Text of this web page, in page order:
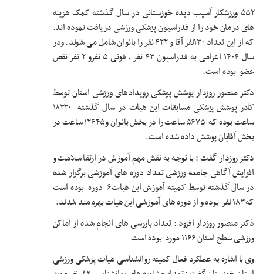
۵۵۲ ورزشکار آسیب دیده خوزستانی در سال گذشته کمک هزینه
های درمان خود را از فدراسیون پزشکی ورزشی دریافت نموده اند.
که از این تعداد ۱۳۰نفر آقا و ۴۲۲ نفر را بانوان شامل می شوند. ودر
سال ۱۴۰۴ اعزامی به فدراسیون ۴۳ نفر ، فوتی ۵ نفرو ۲ نفر نقص
عضو بوده است.
دکتر منصور روزدار پوشش پزشکی رویدادهای ورزشی استان توسط
کادر پوشش پزشکی مسابقات این هیات در سال گذشته ۱۸۳۲۰
ساعت بوده که ۵۶۷۵ ساعت را در بخش بانوان و۱۲۶۴۵ ساعت در
بخش آقایان پوشش داده شده است.
دکتر روزدار گفت : با توجه به نقش مهم آموزش در ارتقا سلامت و
افزایش آگاهی جامعه ورزشی تعداد دوره های آموزشی برگزار شده
در سال گذشته توسط کمیته آموزش این هیات۶ دوره بوده است
که ۱۸۳ نفر بوده و از دوره های آموزشی این هیات بهره مند شدند.
ذکتر منصور روزدار افزود : تعداد بازرسی های انجام شده از اماکن
ورزشی سطح استان ۱۱۶۶ مورد بوده است
وی با اشاره به عملکرد فعال کمیته روانشناسی هیات پزشکی ورزشی